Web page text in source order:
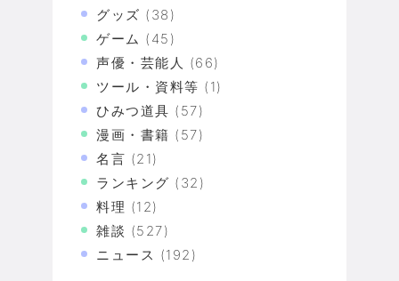
グッズ (38)
ゲーム (45)
声優・芸能人 (66)
ツール・資料等 (1)
ひみつ道具 (57)
漫画・書籍 (57)
名言 (21)
ランキング (32)
料理 (12)
雑談 (527)
ニュース (192)